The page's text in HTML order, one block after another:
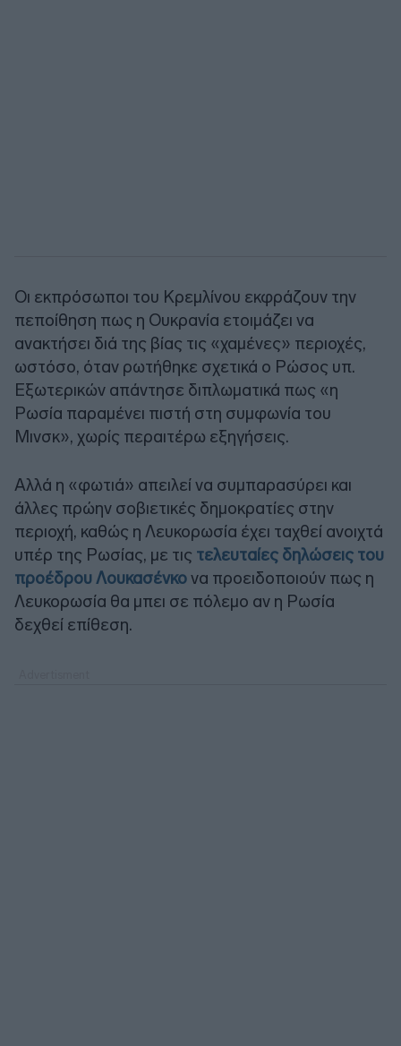
Οι εκπρόσωποι του Κρεμλίνου εκφράζουν την
πεποίθηση πως η Ουκρανία ετοιμάζει να
ανακτήσει διά της βίας τις «χαμένες» περιοχές,
ωστόσο, όταν ρωτήθηκε σχετικά ο Ρώσος υπ.
Εξωτερικών απάντησε διπλωματικά πως «η
Ρωσία παραμένει πιστή στη συμφωνία του
Μινσκ», χωρίς περαιτέρω εξηγήσεις.
Αλλά η «φωτιά» απειλεί να συμπαρασύρει και
άλλες πρώην σοβιετικές δημοκρατίες στην
περιοχή, καθώς η Λευκορωσία έχει ταχθεί ανοιχτά
υπέρ της Ρωσίας, με τις τελευταίες δηλώσεις του
προέδρου Λουκασένκονα προειδοποιούν πως η
Λευκορωσία θα μπει σε πόλεμο αν η Ρωσία
δεχθεί επίθεση.